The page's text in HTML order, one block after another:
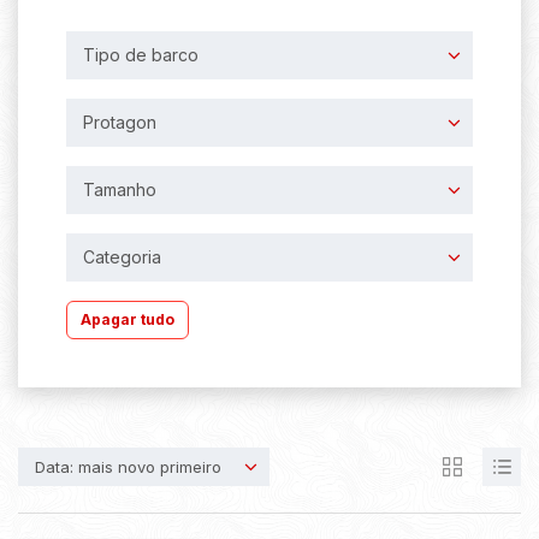
Tipo de barco
Protagon
Tamanho
Categoria
Apagar tudo
Data: mais novo primeiro